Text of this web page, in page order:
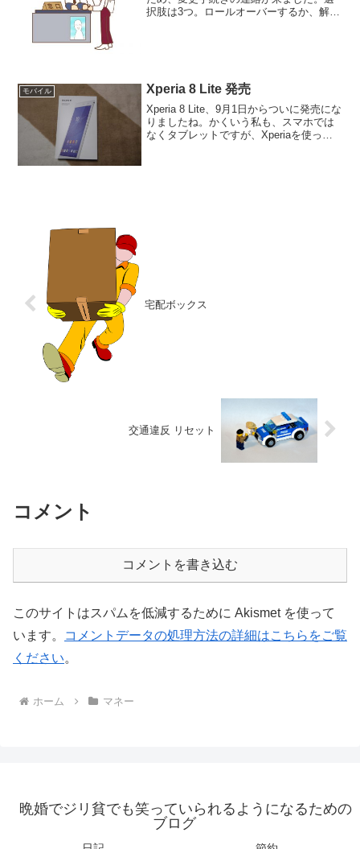
択肢は3つ。ロールオーバーするか、解約
モバイル Xperia 8 Lite 発売
Xperia 8 Lite、9月1日からついに発売にな
りましたね。かくいう私も、スマホでは
なくタブレットですが、Xperiaを使って
宅配ボックス
交通違反 リセット
コメント
コメントを書き込む
このサイトはスパムを低減するために Akismet を使って
います。
コメントデータの処理方法の詳細はこちらをご覧
ください。
ホーム マネー
晩婚でジリ貧でも笑っていられるようになるための
ブログ